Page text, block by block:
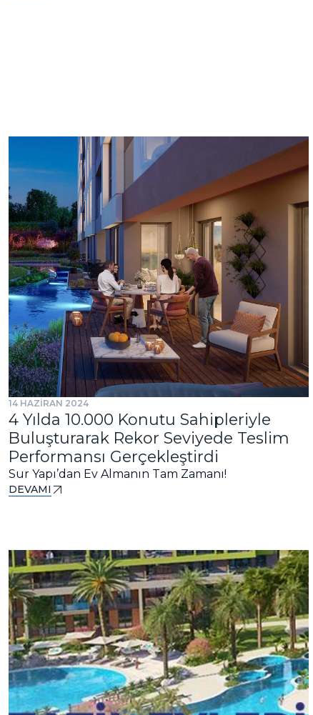
14 HAZİRAN 2024
4 Yılda 10.000 Konutu Sahipleriyle
Buluşturarak Rekor Seviyede Teslim
Performansı Gerçekleştirdi
Sur Yapı’dan Ev Almanın Tam Zamanı!
DEVAMI